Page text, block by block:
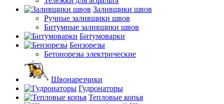
Заливщики швов
Ручные заливщики швов
Битумные заливщики швов
Битумоварки
Бензорезы
Бетонорезы электрические
Швонарезчики
Гудронаторы
Тепловые копья